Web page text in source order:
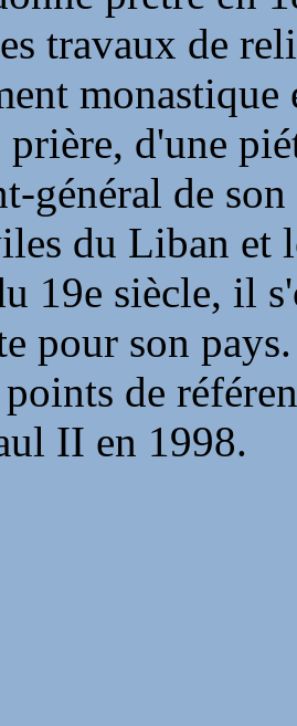
travaux de
prière, d'une
général de
du Liban et
19e siècle, il
pour son
points de
II en 1998.